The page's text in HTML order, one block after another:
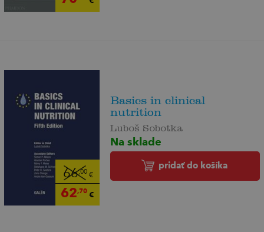
66,00€
62,70€
Basics in clinical
nutrition
Luboš Sobotka
Na sklade
pridať do košíka